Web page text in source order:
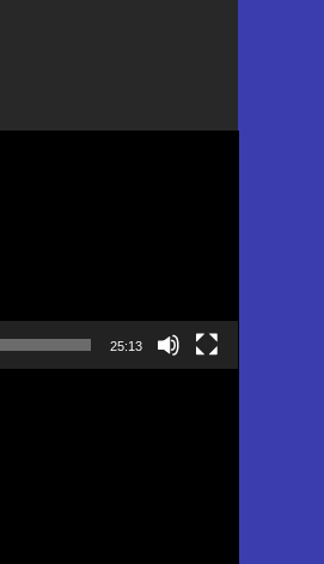
25:13